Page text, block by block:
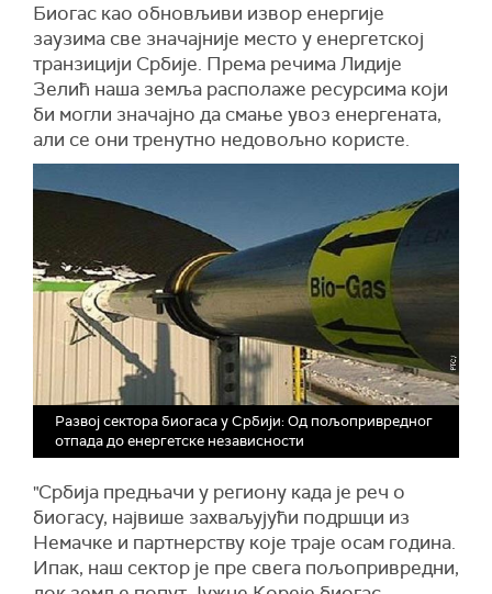
Биогас као обновљиви извор енергије
заузима све значајније место у енергетској
транзицији Србије. Према речима Лидије
Зелић наша земља располаже ресурсима који
би могли значајно да смање увоз енергената,
али се они тренутно недовољно користе.
Развој сектора биогаса у Србији: Од пољопривредног
отпада до енергетске независности
"Србија предњачи у региону када је реч о
биогасу, највише захваљујући подршци из
Немачке и партнерству које траје осам година.
Ипак, наш сектор је пре свега пољопривредни,